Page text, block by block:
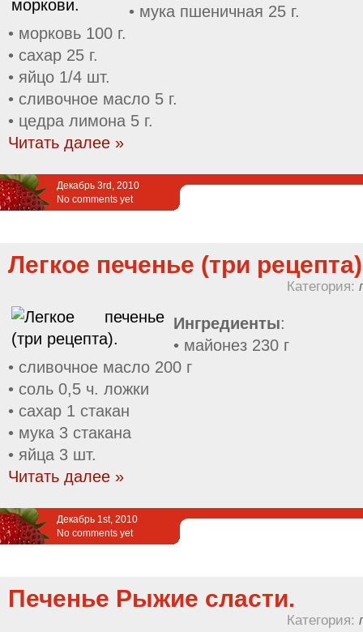
• мука пшеничная 25 г.
• морковь 100 г.
• сахар 25 г.
• яйцо 1/4 шт.
• сливочное масло 5 г.
• цедра лимона 5 г.
Читать далее »
Декабрь 3rd, 2010
No comments yet
Легкое печенье (три
Категория:
Ингредиенты:
• майонез 230 г
• сливочное масло 200 г
• соль 0,5 ч. ложки
• сахар 1 стакан
• мука 3 стакана
• яйца 3 шт.
Читать далее »
Декабрь 1st, 2010
No comments yet
Печенье Рыжие сласти.
Категория: